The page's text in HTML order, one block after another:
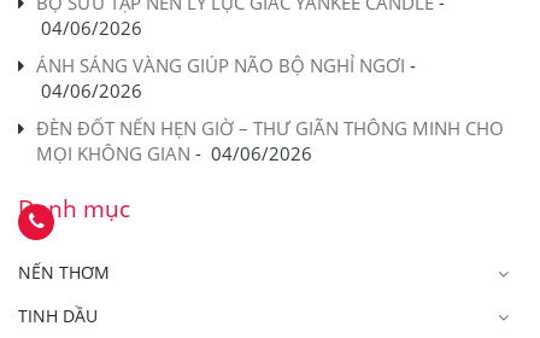
04/06/2026
ÁNH SÁNG VÀNG GIÚP NÃO BỘ NGHỈ NGƠI -
04/06/2026
ĐÈN ĐỐT NẾN HẸN GIỜ – THƯ GIÃN THÔNG MINH CHO
MỌI KHÔNG GIAN - 04/06/2026
Danh mục
NẾN THƠM
TINH DẦU